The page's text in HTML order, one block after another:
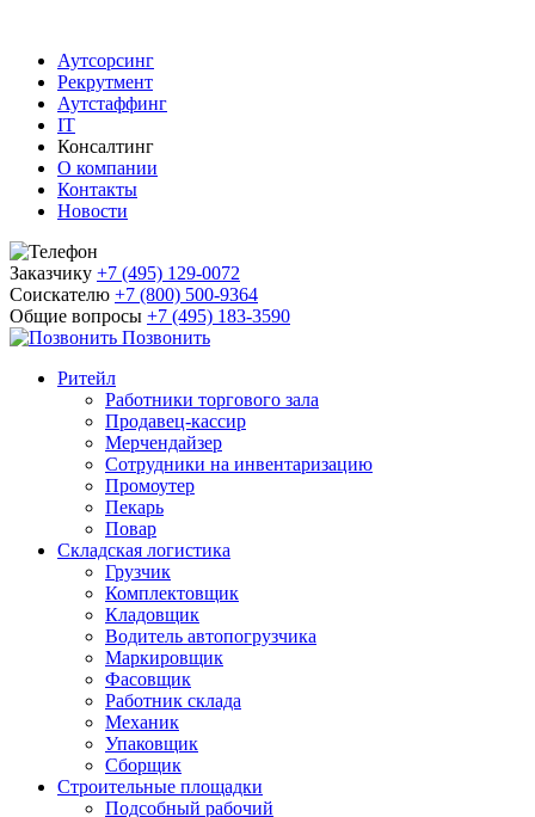
Аутсорсинг
Рекрутмент
Аутстаффинг
IT
Консалтинг
О компании
Контакты
Новости
Заказчику +7 (495) 129-0072
Соискателю +7 (800) 500-9364
Общие вопросы +7 (495) 183-3590
Позвонить
Ритейл
Работники торгового зала
Продавец-кассир
Мерчендайзер
Сотрудники на инвентаризацию
Промоутер
Пекарь
Повар
Складская логистика
Грузчик
Комплектовщик
Кладовщик
Водитель автопогрузчика
Маркировщик
Фасовщик
Работник склада
Механик
Упаковщик
Сборщик
Строительные площадки
Подсобный рабочий